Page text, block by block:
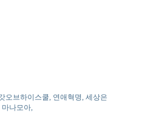
오브하이스쿨, 연애혁명, 세상은
나모아,